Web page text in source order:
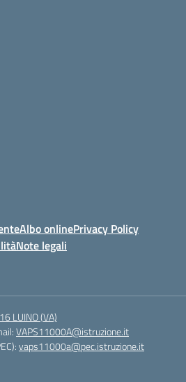
Albo onlinePrivacy Policy
Note legali
LUINO (VA)
VAPS11000A@istruzione.it
vaps11000a@pec.istruzione.it